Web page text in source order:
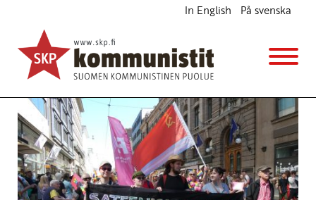
In English På svenska
Pride on myös taistelua leivästä ja turvasta
Kannanotot
29.6.2026 - 10:28
Punainen sateenkaari